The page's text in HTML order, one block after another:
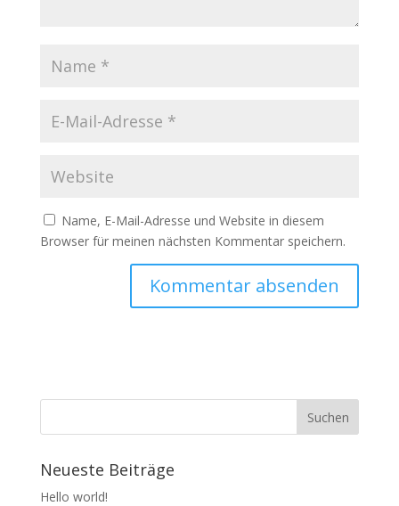
Name, E-Mail-Adresse und Website in diesem
Browser für meinen nächsten Kommentar speichern.
Neueste Beiträge
Hello world!